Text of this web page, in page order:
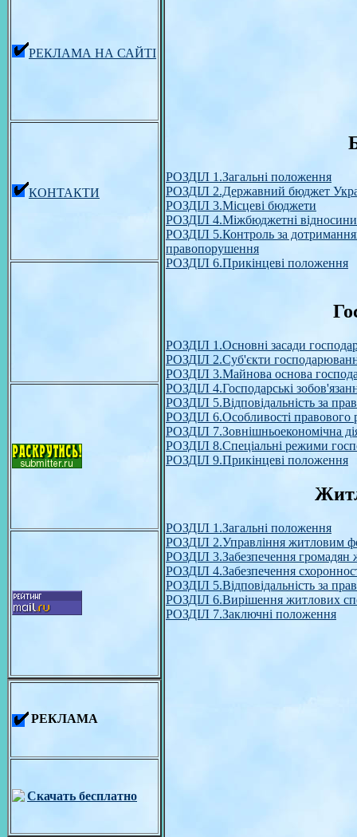
РЕКЛАМА НА САЙТІ
КОНТАКТИ
РЕКЛАМА
Скачать бесплатно
РОЗДІЛ 1.Загальні положення
РОЗДІЛ 2.Державний бюджет
РОЗДІЛ 3.Місцеві бюджети
РОЗДІЛ 4.Міжбюджетні відносини
РОЗДІЛ 5.Контроль за
правопорушення
РОЗДІЛ 6.Прикінцеві положення
РОЗДІЛ 1.Основні засади
РОЗДІЛ 2.Суб'єкти
РОЗДІЛ 3.Майнова основа
РОЗДІЛ 4.Господарські
РОЗДІЛ 5.Відповідальність за
РОЗДІЛ 6.Особливості правового
РОЗДІЛ 7.Зовнішньоекономічна
РОЗДІЛ 8.Спеціальні режими
РОЗДІЛ 9.Прикінцеві положення
РОЗДІЛ 1.Загальні положення
РОЗДІЛ 2.Управління житловим
РОЗДІЛ 3.Забезпечення
РОЗДІЛ 4.Забезпечення
РОЗДІЛ 5.Відповідальність за
РОЗДІЛ 6.Вирішення житлових
РОЗДІЛ 7.Заключні положення